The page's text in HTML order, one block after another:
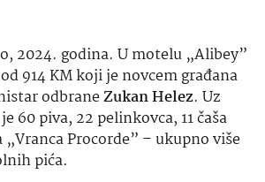
2024. godina. U motelu „Alibey”
914 KM koji je novcem građana
odbraneZukan Helez. Uz
60 piva, 22 pelinkovca, 11 čaša
Procorde” – ukupno više
pića.